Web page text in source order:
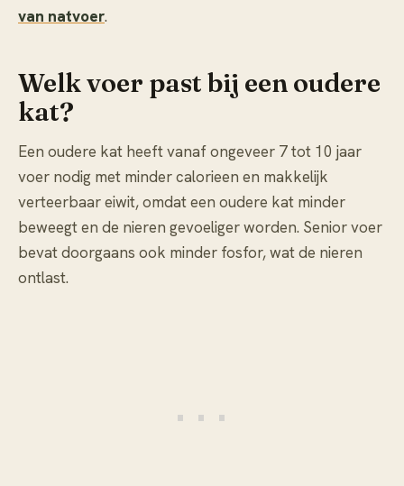
van natvoer.
Welk voer past bij een oudere
kat?
Een oudere kat heeft vanaf ongeveer 7 tot 10 jaar
voer nodig met minder calorieen en makkelijk
verteerbaar eiwit, omdat een oudere kat minder
beweegt en de nieren gevoeliger worden. Senior voer
bevat doorgaans ook minder fosfor, wat de nieren
ontlast.